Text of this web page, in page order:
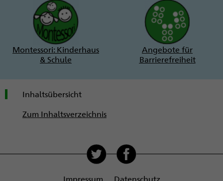
Montessori: Kinderhaus
& Schule
Angebote für
Barrierefreiheit
Inhaltsübersicht
Zum Inhaltsverzeichnis
Impressum Datenschutz